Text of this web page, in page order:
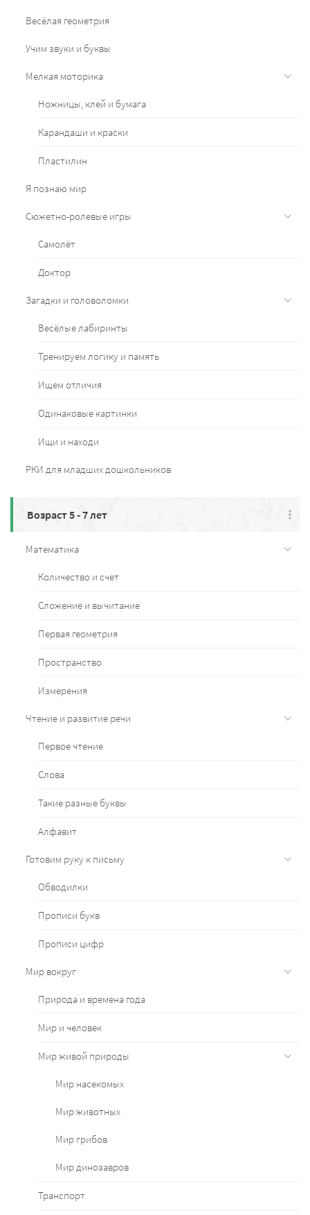
Весёлая геометрия
Учим звуки и буквы
Мелкая моторика
Ножницы, клей и бумага
Карандаши и краски
Пластилин
Я познаю мир
Сюжетно-ролевые игры
Самолёт
Доктор
Загадки и головоломки
Весёлые лабиринты
Тренируем логику и память
Ищем отличия
Одинаковые картинки
Ищи и находи
РКИ для младших дошкольников
Возраст 5 - 7 лет
Математика
Количество и счет
Сложение и вычитание
Первая геометрия
Пространство
Измерения
Чтение и развитие речи
Первое чтение
Слова
Такие разные буквы
Алфавит
Готовим руку к письму
Обводилки
Прописи букв
Прописи цифр
Мир вокруг
Природа и времена года
Мир и человек
Мир живой природы
Мир насекомых
Мир животных
Мир грибов
Мир динозавров
Транспорт